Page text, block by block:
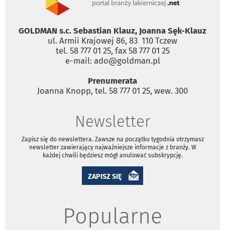
GOLDMAN s.c. Sebastian Klauz, Joanna Sęk-Klauz
ul. Armii Krajowej 86, 83 ­ 110 Tczew
tel. 58 777 01 25, fax 58 777 01 25
e-mail: ado@goldman.pl
Prenumerata
Joanna Knopp, tel. 58 777 01 25, wew. 300
Newsletter
Zapisz się do newslettera. Zawsze na początku tygodnia otrzymasz
newsletter zawierający najważniejsze informacje z branży. W
każdej chwili będziesz mógł anulować subskrypcję.
ZAPISZ SIĘ
Popularne